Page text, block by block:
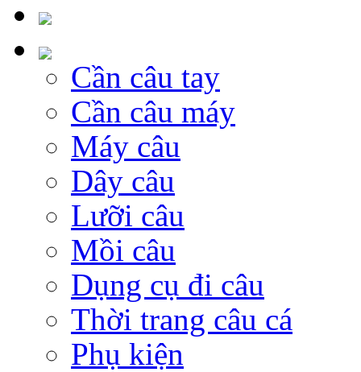
Cần câu tay
Cần câu máy
Máy câu
Dây câu
Lưỡi câu
Mồi câu
Dụng cụ đi câu
Thời trang câu cá
Phụ kiện